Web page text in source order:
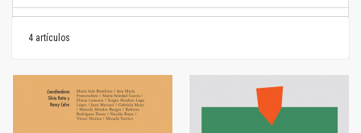
4 artículos